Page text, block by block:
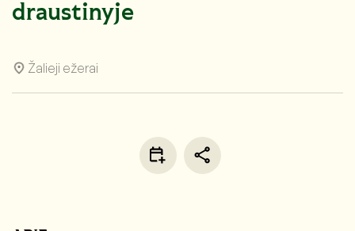
draustinyje
Žalieji ežerai